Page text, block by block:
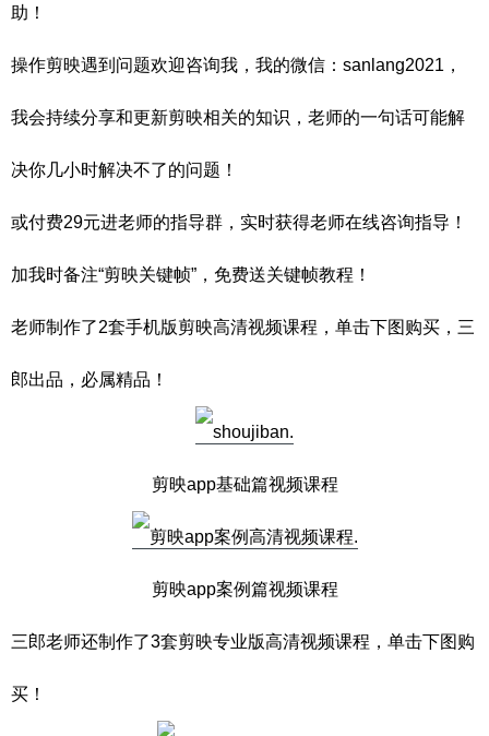
助！
操作剪映遇到问题欢迎咨询我，我的微信：sanlang2021，
我会持续分享和更新剪映相关的知识，老师的一句话可能解
决你几小时解决不了的问题！
或付费29元进老师的指导群，实时获得老师在线咨询指导！
加我时备注“剪映关键帧”，免费送关键帧教程！
老师制作了2套手机版剪映高清视频课程，单击下图购买，三
郎出品，必属精品！
剪映app基础篇视频课程
剪映app案例篇视频课程
三郎老师还制作了3套剪映专业版高清视频课程，单击下图购
买！